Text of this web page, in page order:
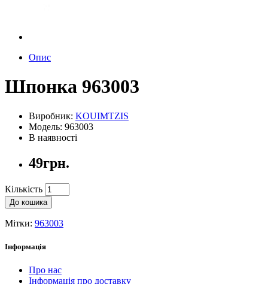
Опис
Шпонка 963003
Виробник: KOUIMTZIS
Модель: 963003
В наявності
49грн.
Кількість
До кошика
Мітки: 963003
Інформація
Про нас
Інформація про доставку